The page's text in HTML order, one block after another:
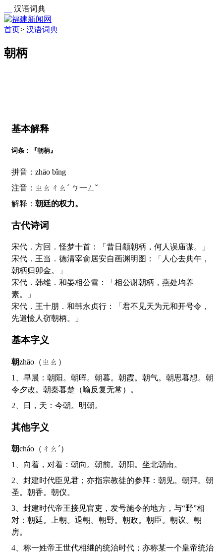
汉语词典
首页> 汉语词典
朝柄
基本解释
词条：『朝柄』
拼音：zhāo bǐng
注音：ㄓㄠㄔㄠˊ ㄅ一ㄥˇ
解释： 朝廷的权力。
古代诗词
宋代．方回．怪梦十首：「昔日颛朝柄，何人误庙谋。」
宋代．王当．德清宰俞居安自画渊明图：「人心去典午，
朝柄归卯金。」
宋代．韩维．和晏相公雪：「相公谢朝柄，燕处均养
素。」
宋代．王十朋．和韩永贞行：「君不见天为元和开号令，
先遣憸人窃朝柄。」
基本字义
朝zhāo（ㄓㄠ）
1、早晨：朝阳。朝晖。朝暮。朝霞。朝气。朝思暮想。朝
令夕改。朝秦暮楚（喻反复无常）。
2、日，天：今朝。明朝。
其他字义
朝cháo（ㄔㄠˊ）
1、向着，对着：朝向。朝前。朝阳。坐北朝南。
2、封建时代臣见君；亦指宗教徒的参拜：朝见。朝拜。朝
圣。朝香。朝仪。
3、封建时代帝王接见官吏，发号施令的地方，与“野”相
对：朝廷。上朝。退朝。朝野。朝政。朝臣。朝议。朝
房。
4、称一姓帝王世代相继的统治时代；亦称某一个皇帝统治